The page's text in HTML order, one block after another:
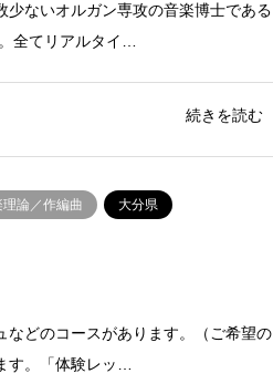
ないオルガン専攻の音楽博士である
全てリアルタイ…
続きを読む
理論／作編曲 大分県
などのコースがあります。（ご希望の
す。「体験レッ…